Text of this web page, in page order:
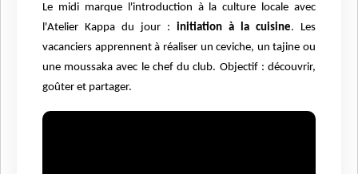
Le midi marque l'introduction à la culture locale avec
l'Atelier Kappa du jour : initiation à la cuisine. Les
vacanciers apprennent à réaliser un ceviche, un tajine ou
une moussaka avec le chef du club. Objectif : découvrir,
goûter et partager.